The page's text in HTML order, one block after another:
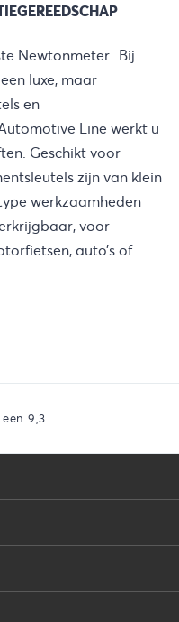
Newtonmeter Bij
luxe, maar
en
Line werkt u
Geschikt voor
zijn van klein
werkzaamheden
voor
auto’s of